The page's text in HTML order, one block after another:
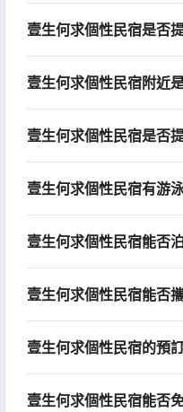
壹生何求個性民宿是否
壹生何求個性民宿附近
壹生何求個性民宿是否
壹生何求個性民宿有游
壹生何求個性民宿能否
壹生何求個性民宿能否
壹生何求個性民宿的預
壹生何求個性民宿能否